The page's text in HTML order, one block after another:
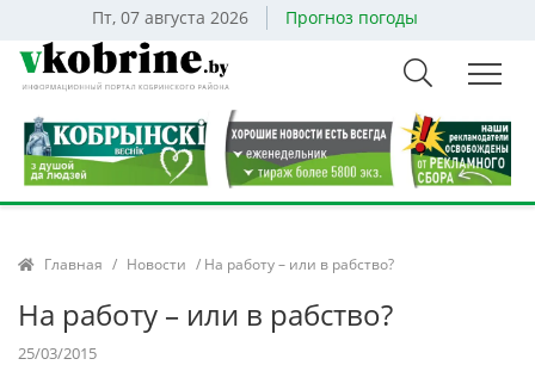
Пт, 07 августа 2026 Прогноз погоды
Главная / Новости / На работу – или в рабство?
На работу – или в рабство?
25/03/2015